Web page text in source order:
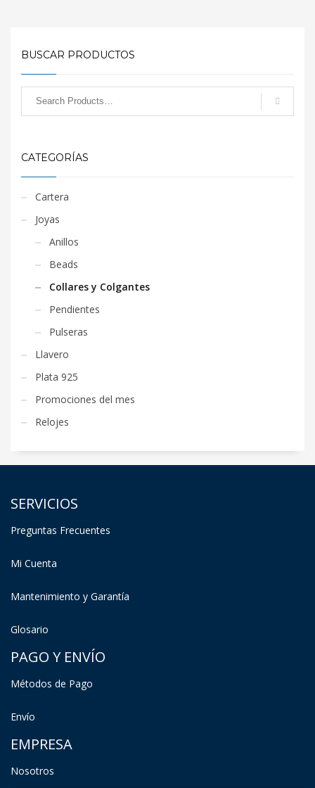
BUSCAR PRODUCTOS
CATEGORÍAS
Cartera
Joyas
Anillos
Beads
Collares y Colgantes
Pendientes
Pulseras
Llavero
Plata 925
Promociones del mes
Relojes
SERVICIOS
Preguntas Frecuentes
Mi Cuenta
Mantenimiento y Garantía
Glosario
PAGO Y ENVÍO
Métodos de Pago
Envío
EMPRESA
Nosotros